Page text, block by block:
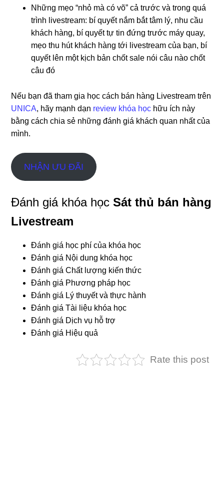
Những mẹo “nhỏ mà có võ” cả trước và trong quá
trình livestream: bí quyết nắm bắt tâm lý, nhu cầu
khách hàng, bí quyết tự tin đứng trước máy quay,
mẹo thu hút khách hàng tới livestream của bạn, bí
quyết lên một kịch bản chốt sale nói câu nào chốt
câu đó
Nếu bạn đã tham gia học cách bán hàng Livestream trên
UNICA, hãy mạnh dạn review khóa học hữu ích này
bằng cách chia sẻ những đánh giá khách quan nhất của
mình.
NHẬN ƯU ĐÃI
Đánh giá khóa họcSát thủ bán hàng
Livestream
Đánh giá học phí của khóa học
Đánh giá Nội dung khóa học
Đánh giá Chất lượng kiến thức
Đánh giá Phương pháp học
Đánh giá Lý thuyết và thực hành
Đánh giá Tài liệu khóa học
Đánh giá Dịch vụ hỗ trợ
Đánh giá Hiệu quả
Rate this post